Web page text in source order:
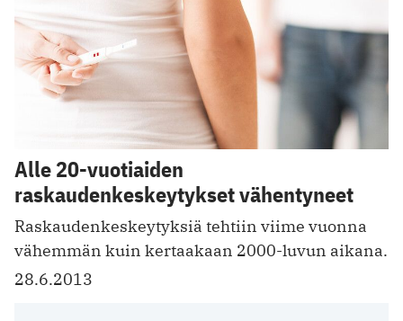
Alle 20-vuotiaiden
raskaudenkeskeytykset vähentyneet
Raskaudenkeskeytyksiä tehtiin viime vuonna
vähemmän kuin kertaakaan 2000-luvun aikana.
28.6.2013